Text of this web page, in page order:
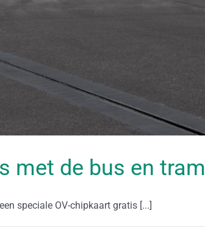
met de bus en tram
speciale OV-chipkaart gratis [...]